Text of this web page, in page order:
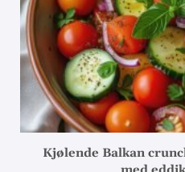
Kjølende Balkan